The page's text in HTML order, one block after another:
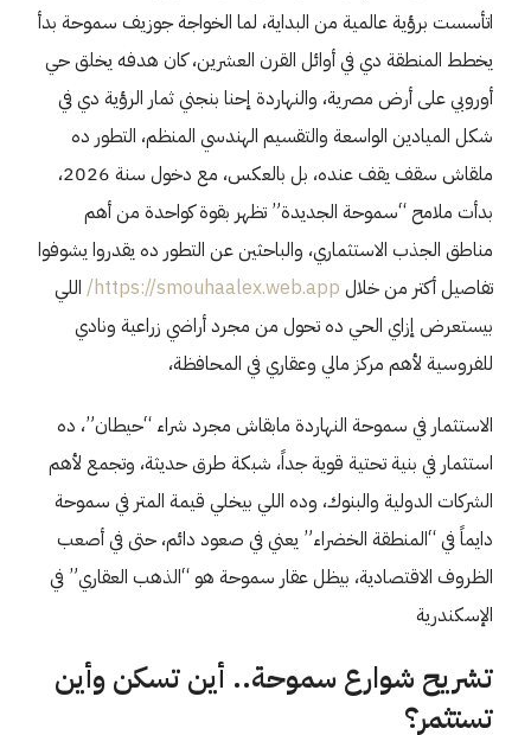
اتأسست برؤية عالمية من البداية، لما الخواجة جوزيف سموحة بدأ
يخطط المنطقة دي في أوائل القرن العشرين، كان هدفه يخلق حي
أوروبي على أرض مصرية، والنهاردة إحنا بنجني ثمار الرؤية دي في
شكل الميادين الواسعة والتقسيم الهندسي المنظم، التطور ده
ملقاش سقف يقف عنده، بل بالعكس، مع دخول سنة 2026،
بدأت ملامح “سموحة الجديدة” تظهر بقوة كواحدة من أهم
مناطق الجذب الاستثماري، والباحثين عن التطور ده يقدروا يشوفوا
تفاصيل أكتر من خلال https://smouhaalex.web.app/ اللي
بيستعرض إزاي الحي ده تحول من مجرد أراضي زراعية ونادي
للفروسية لأهم مركز مالي وعقاري في المحافظة،
الاستثمار في سموحة النهاردة مابقاش مجرد شراء “حيطان”، ده
استثمار في بنية تحتية قوية جداً، شبكة طرق حديثة، وتجمع لأهم
الشركات الدولية والبنوك، وده اللي بيخلي قيمة المتر في سموحة
دايماً في “المنطقة الخضراء” يعني في صعود دائم، حتى في أصعب
الظروف الاقتصادية، بيظل عقار سموحة هو “الذهب العقاري” في
الإسكندرية
تشريح شوارع سموحة.. أين تسكن وأين
تستثمر؟